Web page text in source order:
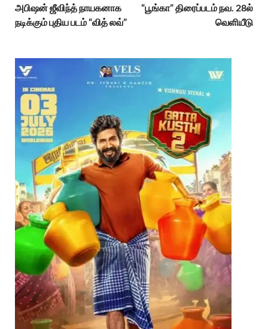
அபிஷன் ஜீவிந்த் நாயகனாக
நடிக்கும் புதிய படம் “வித் லவ்”
“பூங்கா” திரைப்படம் நவ. 28ல்
வெளியீடு